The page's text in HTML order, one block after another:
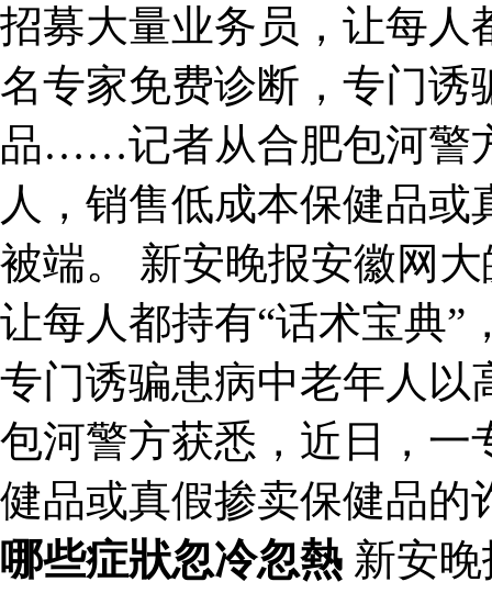
招募大量业务员，让每人
名专家免费诊断，专门诱
品……记者从合肥包河警
人，销售低成本保健品
被端。 新安晚报安徽网
让每人都持有“话术宝典”
专门诱骗患病中老年人
包河警方获悉，近日，一
健品或真假掺卖保健品
哪些症狀忽冷忽熱 新安